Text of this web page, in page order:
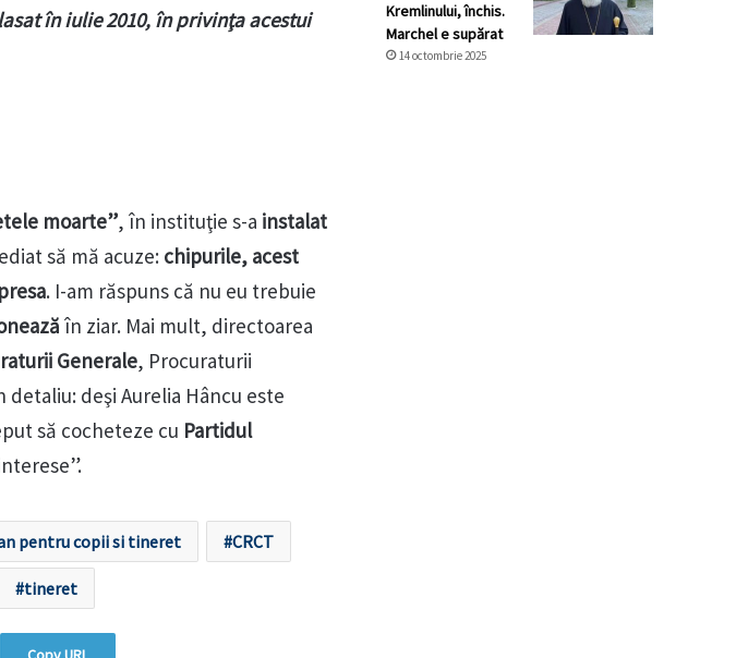
în iulie 2010, în privinţa acestui
moarte”, în instituţie s-a instalat
să mă acuze: chipurile, acest
. I-am răspuns că nu eu trebuie
în ziar. Mai mult, directoarea
Generale, Procuraturii
deşi Aurelia Hâncu este
să cocheteze cu Partidul
pentru copii si tineret CRCT
tineret
Kremlinului, închis.
Marchel e supărat
14 octombrie 2025